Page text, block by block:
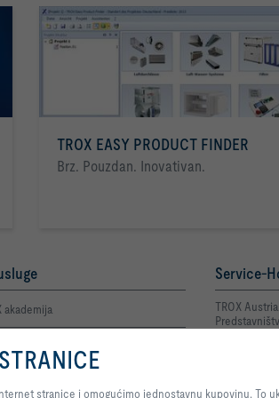
TROX EASY PRODUCT FINDER
Brz. Pouzdan. Inovativan.
akademija
Service-
TROX
Pritiskom na dugme dozvoljavate nam da Vam
stranice i omogućimo jednostavnu kupovinu.